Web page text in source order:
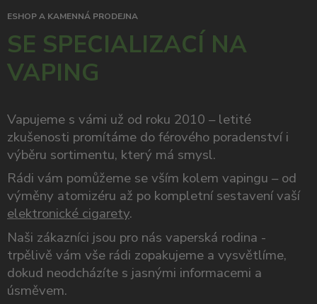
ESHOP A KAMENNÁ PRODEJNA
SE SPECIALIZACÍ NA
VAPING
Vapujeme s vámi už od roku 2010 – letité
zkušenosti promítáme do férového poradenství i
výběru sortimentu, který má smysl.
Rádi vám pomůžeme se vším kolem vapingu – od
výměny atomizéru až po kompletní sestavení vaší
elektronické cigarety.
Naši zákazníci jsou pro nás vaperská rodina -
trpělivě vám vše rádi zopakujeme a vysvětlíme,
dokud neodcházíte s jasnými informacemi a
úsměvem.